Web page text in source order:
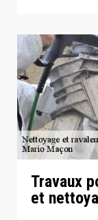
Travaux
et